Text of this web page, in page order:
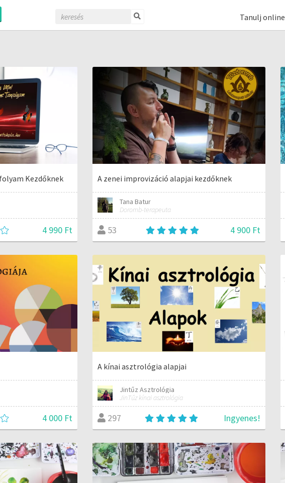
Tanulj online
Kezdőknek
4 990 Ft
A zenei improvizáció alapjai kezdőknek
Tana Batur
Doromb-terapeuta
53 4 900 Ft
4 000 Ft
A kínai asztrológia alapjai
Jintűz Asztrológia
JinTűz kínai asztrológia
297 Ingyenes!